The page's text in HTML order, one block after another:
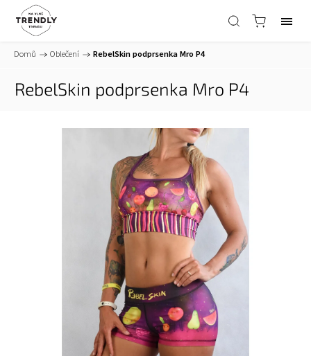
Domů / Oblečení / RebelSkin podprsenka Mro P4
RebelSkin podprsenka Mro P4